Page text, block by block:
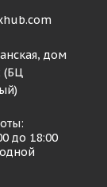
дом
(БЦ
до 18:00